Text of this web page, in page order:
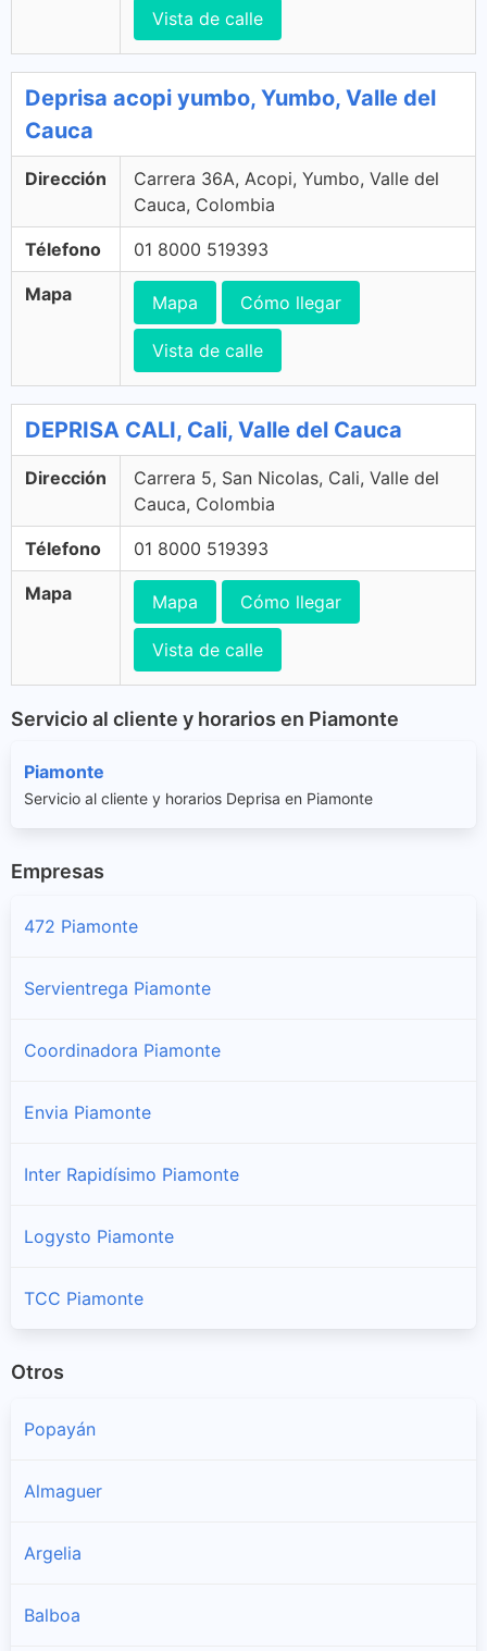
Vista de calle
Deprisa acopi yumbo, Yumbo, Valle del
Cauca
Dirección
Carrera 36A, Acopi, Yumbo, Valle del
Cauca, Colombia
Télefono 01 8000 519393
Mapa Mapa Cómo llegar
Vista de calle
DEPRISA CALI, Cali, Valle del Cauca
Dirección
Carrera 5, San Nicolas, Cali, Valle del
Cauca, Colombia
Télefono 01 8000 519393
Mapa Mapa Cómo llegar
Vista de calle
Servicio al cliente y horarios en Piamonte
Piamonte
Servicio al cliente y horarios Deprisa en Piamonte
Empresas
472 Piamonte
Servientrega Piamonte
Coordinadora Piamonte
Envia Piamonte
Inter Rapidísimo Piamonte
Logysto Piamonte
TCC Piamonte
Otros
Popayán
Almaguer
Argelia
Balboa